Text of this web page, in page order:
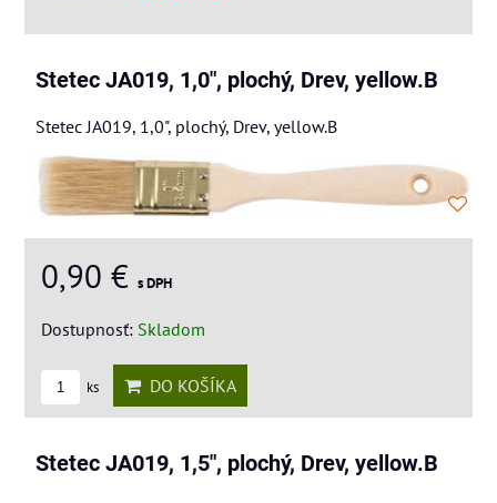
Stetec JA019, 1,0", plochý, Drev, yellow.B
Stetec JA019, 1,0", plochý, Drev, yellow.B
0,90 € s DPH
Dostupnosť: Skladom
ks DO KOŠÍKA
Stetec JA019, 1,5", plochý, Drev, yellow.B